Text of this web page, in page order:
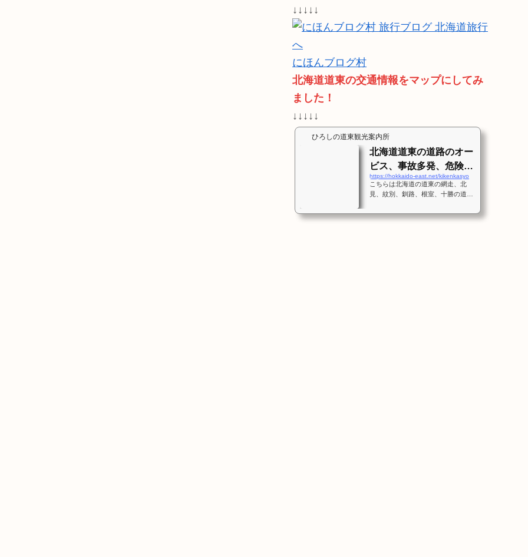
↓↓↓↓↓
にほんブログ村
北海道道東の交通情報をマップにしてみ
ました！
↓↓↓↓↓
ひろしの道東観光案内所
北海道道東の道路のオー
ビス、事故多発、危険箇
所、スピード出しすぎ注
意！
https://hokkaido-east.net/kikenkasyo
こちらは北海道の道東の網走、北
見、紋別、釧路、根室、十勝の道路
多発箇所、冬場に危険な道路、オー